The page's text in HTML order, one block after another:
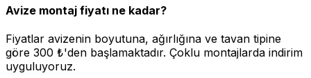
Avize montaj fiyatı ne kadar?
Fiyatlar avizenin boyutuna, ağırlığına ve tavan tipine
göre 300 ₺'den başlamaktadır. Çoklu montajlarda indirim
uyguluyoruz.